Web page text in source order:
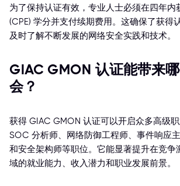
为了保持认证有效，专业人士必须在四年内
(CPE) 学分并支付续期费用。这确保了获得
及时了解不断发展的网络安全实践和技术。
GIAC GMON 认证能带来
会？
获得 GIAC GMON 认证可以开启众多高级
SOC 分析师、网络防御工程师、事件响应
和安全架构师等职位。它能显著提升在竞争
域的就业能力、收入潜力和职业发展前景。